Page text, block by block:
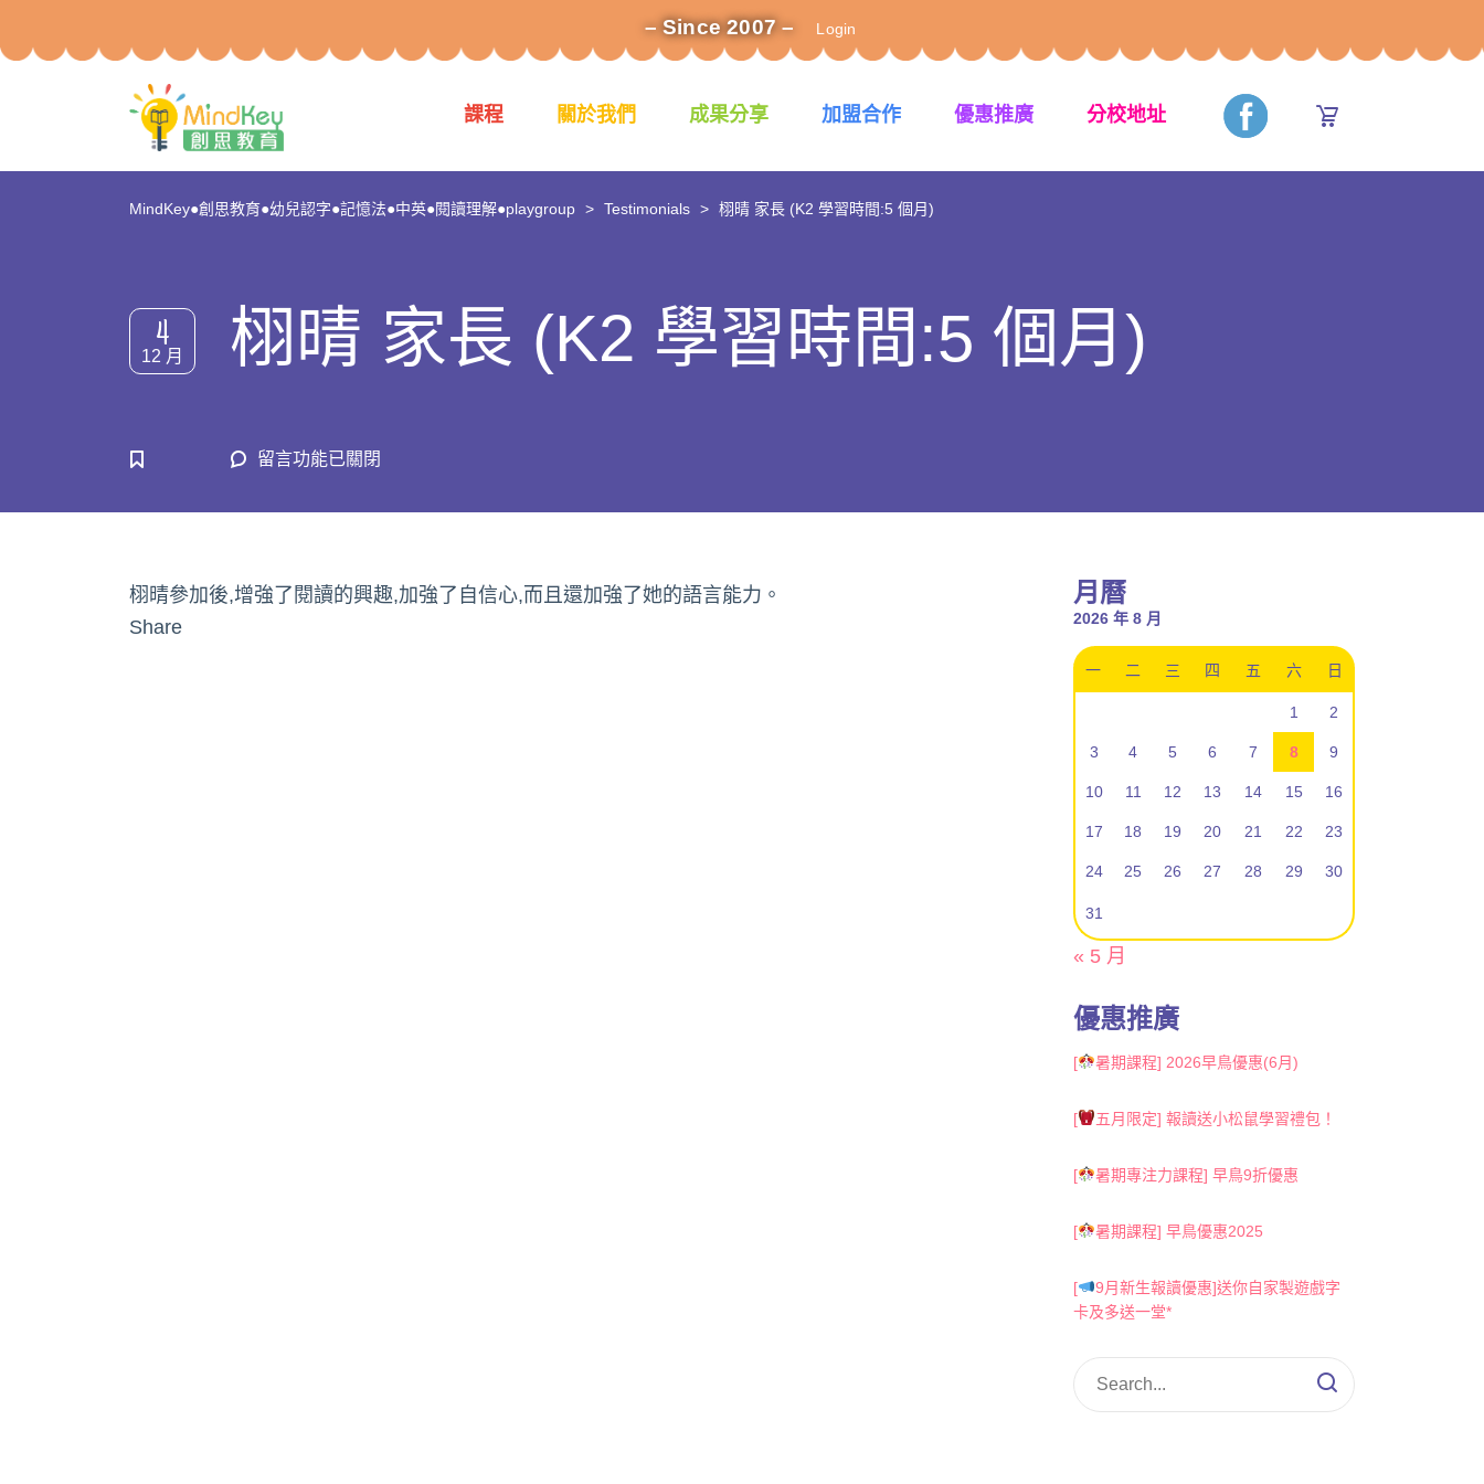
– Since 2007 – Login
課程 關於我們 成果分享 加盟合作 優惠推廣 分校地址
MindKey●創思教育●幼兒認字●記憶法●中英●閱讀理解●playgroup > Testimonials > 栩晴 家長 (K2 學習時間:5 個月)
4
12 月 栩晴 家長 (K2 學習時間:5 個月)
在
長
留言功能已關閉
栩晴參加後,增強了閱讀的興趣,加強了自信心,而且還加強了她的語言能力。
Share
月曆
2026 年 8 月
一 二 三 四 五 六 日
1 2
3 4 5 6 7 8 9
10 11 12 13 14 15 16
17 18 19 20 21 22 23
24 25 26 27 28 29 30
31
« 5 月
優惠推廣
[ 暑期課程] 2026早鳥優惠(6月)
[ 五月限定] 報讀送小松鼠學習禮包！
[ 暑期專注力課程] 早鳥9折優惠
[ 暑期課程] 早鳥優惠2025
[
9月新生報讀優惠]送你自家製遊戲字
卡及多送一堂*